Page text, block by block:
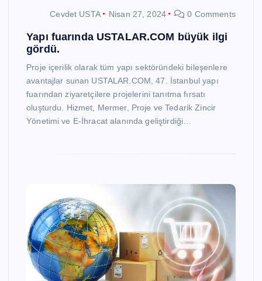
Cevdet USTA Nisan 27, 2024 0 Comments
Yapı fuarında USTALAR.COM büyük ilgi
gördü.
Proje içerilik olarak tüm yapı sektöründeki bileşenlere
avantajlar sunan USTALAR.COM, 47. İstanbul yapı
fuarından ziyaretçilere projelerini tanıtma fırsatı
oluşturdu. Hizmet, Mermer, Proje ve Tedarik Zincir
Yönetimi ve E-İhracat alanında geliştirdiği…